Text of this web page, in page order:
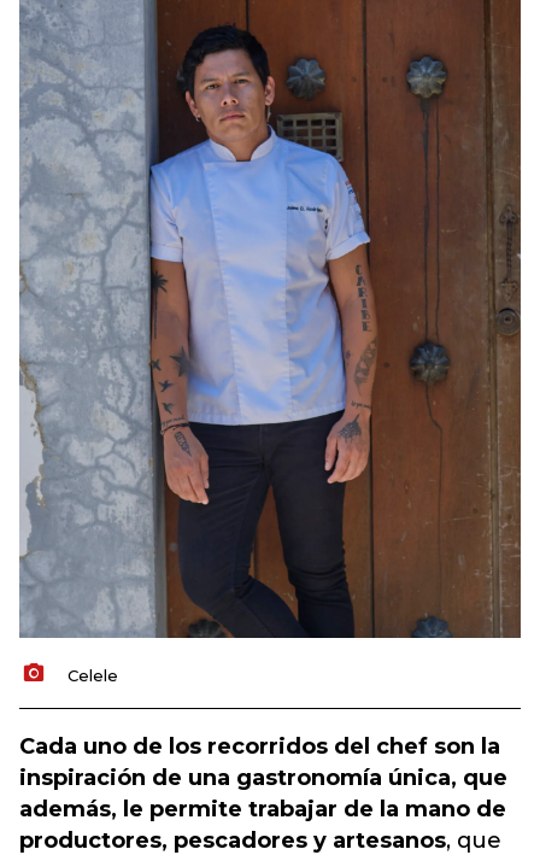
Celele
Cada uno de los recorridos del chef son la
inspiración de una gastronomía única, que
además, le permite trabajar de la mano de
productores, pescadores y artesanos, que